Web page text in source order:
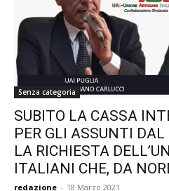
Senza categoria
SUBITO LA CASSA
PER GLI ASSUNTI DAL
LA RICHIESTA
ITALIANI CHE, DA
redazione - 18 Marzo 2021